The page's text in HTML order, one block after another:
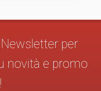
per
novità e promo